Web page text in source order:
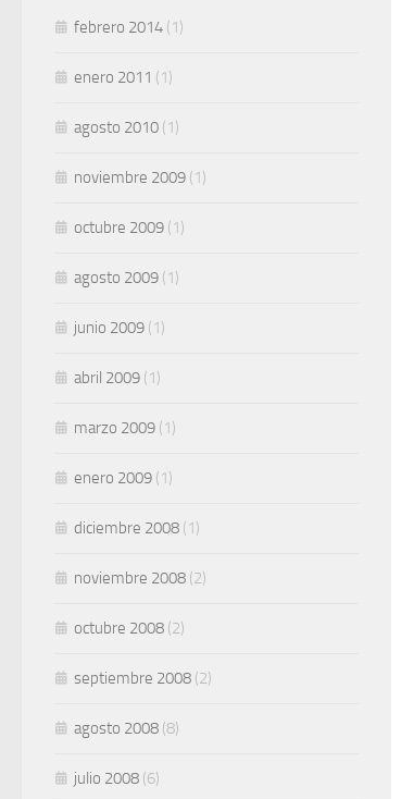
febrero 2014 (1)
enero 2011 (1)
agosto 2010 (1)
noviembre 2009 (1)
octubre 2009 (1)
agosto 2009 (1)
junio 2009 (1)
abril 2009 (1)
marzo 2009 (1)
enero 2009 (1)
diciembre 2008 (1)
noviembre 2008 (2)
octubre 2008 (2)
septiembre 2008 (2)
agosto 2008 (8)
julio 2008 (6)